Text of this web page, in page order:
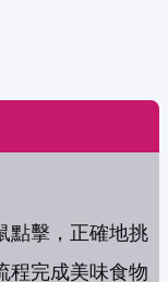
點擊，正確地挑
程完成美味食物